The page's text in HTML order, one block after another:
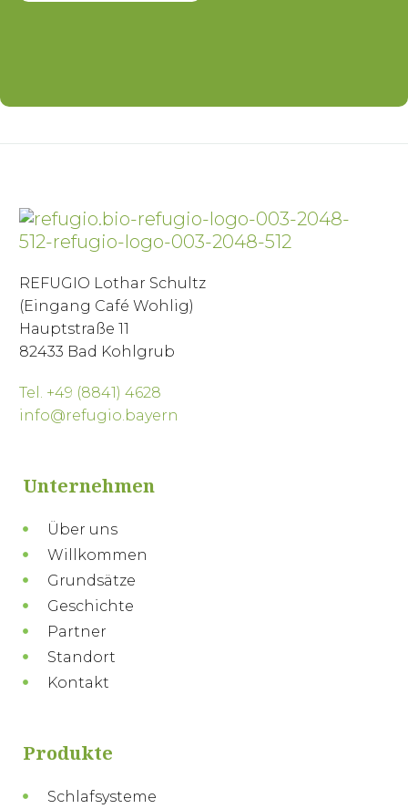
REFUGIO Lothar Schultz
(Eingang Café Wohlig)
Hauptstraße 11
82433 Bad Kohlgrub
Tel. +49 (8841) 4628
info@refugio.bayern
Unternehmen
Über uns
Willkommen
Grundsätze
Geschichte
Partner
Standort
Kontakt
Produkte
Schlafsysteme